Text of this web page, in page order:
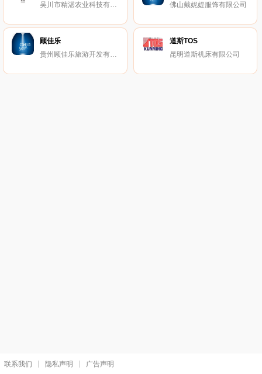
吴川市精湛农业科技有限公司
佛山戴妮媞服饰有限公司
顾佳乐
贵州顾佳乐旅游开发有限公司
道斯TOS
昆明道斯机床有限公司
联系我们 隐私声明 广告声明